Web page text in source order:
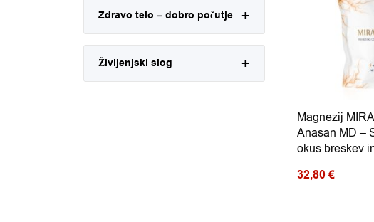
Magnezij
Anasan MD –
okus breskev
32,80€
Zdravo telo – dobro počutje
Življenjski slog